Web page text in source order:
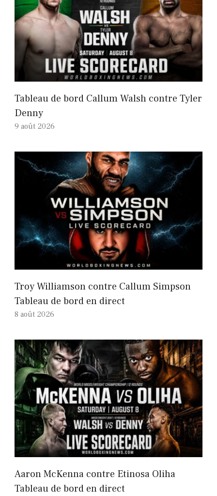
Tableau de bord Callum Walsh contre Tyler
Denny
9 août 2026
Troy Williamson contre Callum Simpson
Tableau de bord en direct
8 août 2026
Aaron McKenna contre Etinosa Oliha
Tableau de bord en direct